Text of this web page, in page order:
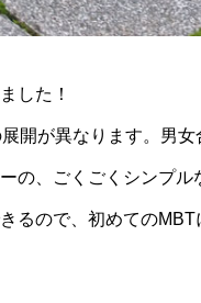
した！
開が異なります。男女
の、ごくごくシンプ
るので、初めてのMBT